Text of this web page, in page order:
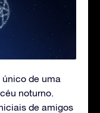
de uma
noturno.
de amigos